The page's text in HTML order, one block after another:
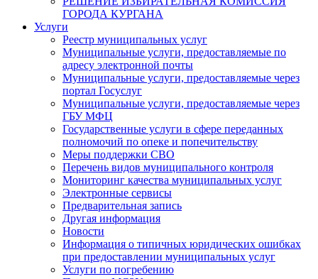
ГОРОДА КУРГАНА
Услуги
Реестр муниципальных услуг
Муниципальные услуги, предоставляемые по
адресу электронной почты
Муниципальные услуги, предоставляемые через
портал Госуслуг
Муниципальные услуги, предоставляемые через
ГБУ МФЦ
Государственные услуги в сфере переданных
полномочий по опеке и попечительству
Меры поддержки СВО
Перечень видов муниципального контроля
Мониторинг качества муниципальных услуг
Электронные сервисы
Предварительная запись
Другая информация
Новости
Информация о типичных юридических ошибках
при предоставлении муниципальных услуг
Услуги по погребению